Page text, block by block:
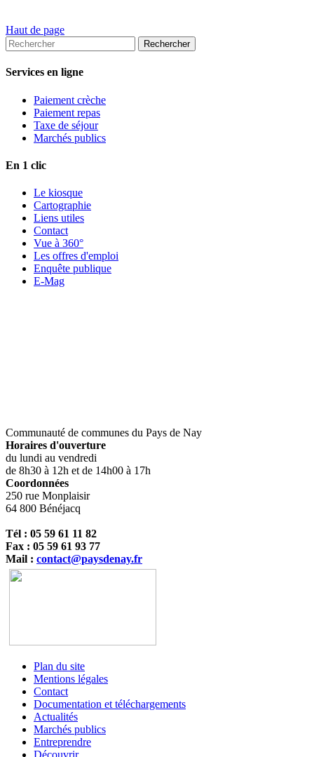
Haut de page
Services en ligne
Paiement crèche
Paiement repas
Taxe de séjour
Marchés publics
En 1 clic
Le kiosque
Cartographie
Liens utiles
Contact
Vue à 360°
Les offres d'emploi
Enquête publique
E-Mag
Communauté de communes du Pays de Nay
Horaires d'ouverture
du lundi au vendredi
de 8h30 à 12h et de 14h00 à 17h
Coordonnées
250 rue Monplaisir
64 800 Bénéjacq
Tél : 05 59 61 11 82
Fax : 05 59 61 93 77
Mail : contact@paysdenay.fr
Plan du site
Mentions légales
Contact
Documentation et téléchargements
Actualités
Marchés publics
Entreprendre
Découvrir